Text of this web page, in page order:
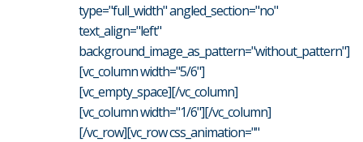
type="full_width" angled_section="no"
text_align="left"
background_image_as_pattern="without_pattern"]
[vc_column width="5/6"]
[vc_empty_space][/vc_column]
[vc_column width="1/6"][/vc_column]
[/vc_row][vc_row css_animation=""